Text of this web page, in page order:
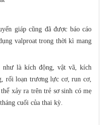
giáp cũng đã được báo cáo
valproat trong thời kì mang
là kích động, vật vã, kích
rối loạn trương lực cơ, run cơ,
xảy ra trên trẻ sơ sinh có mẹ
cuối của thai kỳ.